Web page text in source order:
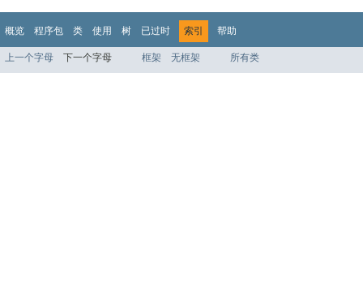
概览 程序包 类 使用 树 已过时 索引 帮助
上一个字母 下一个字母 框架 无框架 所有类